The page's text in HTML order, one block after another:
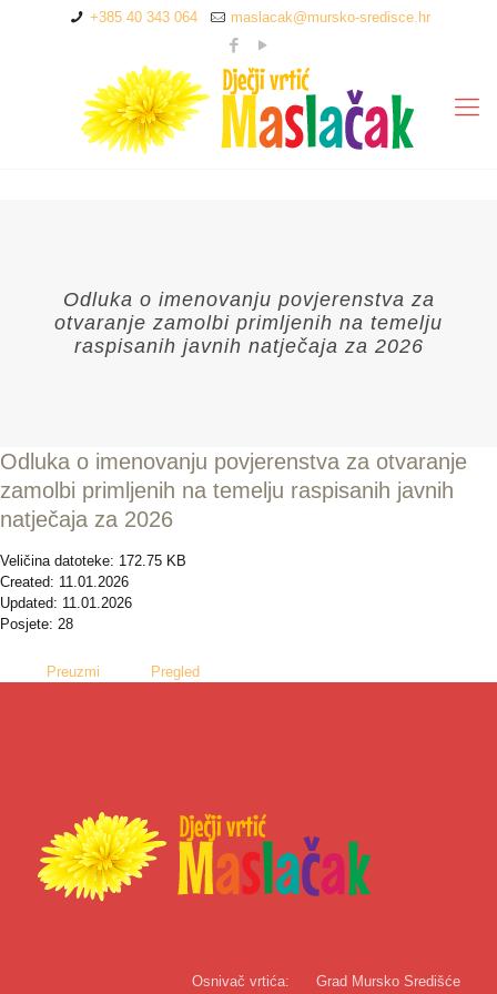
+385 40 343 064 maslacak@mursko-sredisce.hr
Odluka o imenovanju povjerenstva za
otvaranje zamolbi primljenih na temelju
raspisanih javnih natječaja za 2026
Odluka o imenovanju povjerenstva za otvaranje
zamolbi primljenih na temelju raspisanih javnih
natječaja za 2026
Veličina datoteke: 172.75 KB
Created: 11.01.2026
Updated: 11.01.2026
Posjete: 28
Preuzmi Pregled
Osnivač vrtića: Grad Mursko Središće